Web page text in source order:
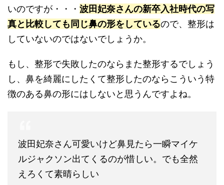
いのですが・・・ 波田妃奈さんの新卒入社時代の写
真と比較しても同じ鼻の形をしているので、整形は
していないのではないでしょうか。
もし、整形で失敗したのならまた整形するでしょう
し、鼻を綺麗にしたくて整形したのならこういう特
徴のある鼻の形にはしないと思うんですよね。
波田妃奈さん可愛いけど鼻見たら一瞬マイケ
ルジャクソン出てくるのが惜しい。でも全然
えろくて素晴らしい